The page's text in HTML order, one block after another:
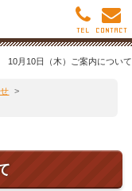
10月10日（木）ご案内について
>
CONTACT
TEL